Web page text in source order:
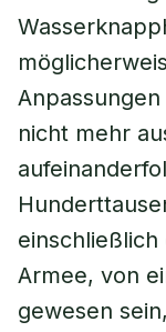
nicht mehr
Armee, von
gewesen